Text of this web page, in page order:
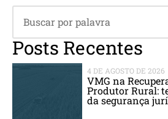
Posts Recentes
4 DE AGOSTO DE 2026
VMG na
Produtor Rural:
da segurança